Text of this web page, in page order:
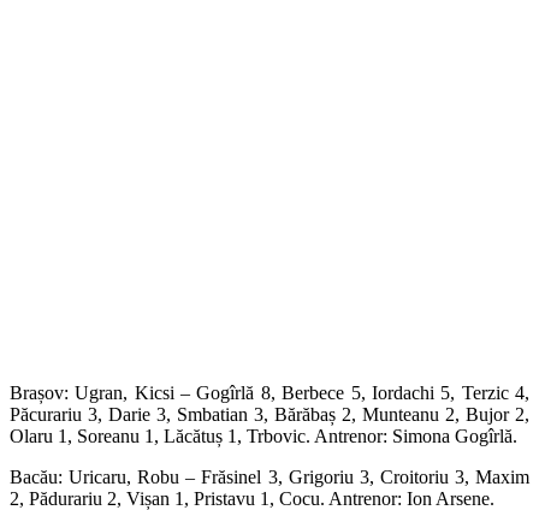
Brașov: Ugran, Kicsi – Gogîrlă 8, Berbece 5, Iordachi 5, Terzic 4,
Păcurariu 3, Darie 3, Smbatian 3, Bărăbaș 2, Munteanu 2, Bujor 2,
Olaru 1, Soreanu 1, Lăcătuș 1, Trbovic. Antrenor: Simona Gogîrlă.
Bacău: Uricaru, Robu – Frăsinel 3, Grigoriu 3, Croitoriu 3, Maxim
2, Pădurariu 2, Vișan 1, Pristavu 1, Cocu. Antrenor: Ion Arsene.